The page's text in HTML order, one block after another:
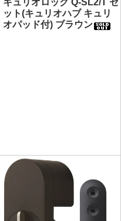
ット(キュリオハブ キュリ
オパッド付) ブラウン